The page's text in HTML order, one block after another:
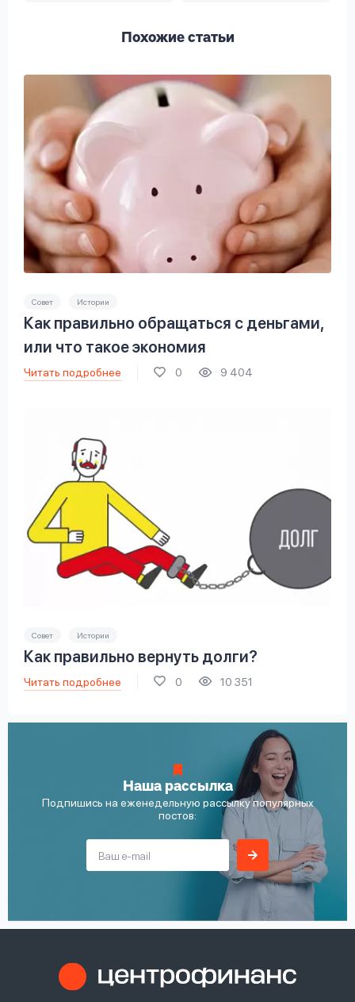
Похожие статьи
Совет Истории
Как правильно обращаться с деньгами,
или что такое экономия
Читать подробнее 0 9 404
Совет Истории
Как правильно вернуть долги?
Читать подробнее 0 10 351
Наша рассылка
Подпишись на еженедельную рассылку популярных
постов: